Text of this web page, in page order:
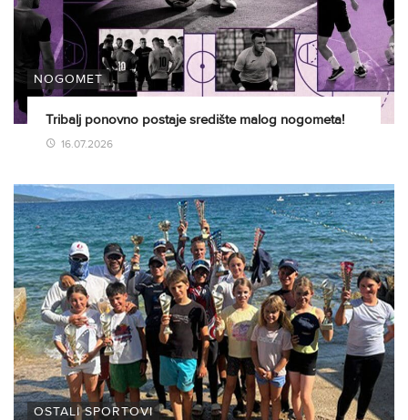
NOGOMET
Tribalj ponovno postaje središte malog nogometa!
16.07.2026
OSTALI SPORTOVI